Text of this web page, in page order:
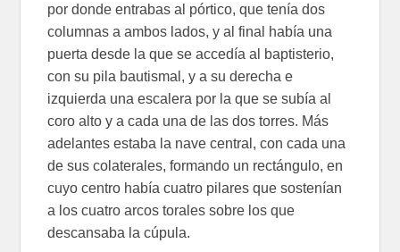
por donde entrabas al pórtico, que tenía dos
columnas a ambos lados, y al final había una
puerta desde la que se accedía al baptisterio,
con su pila bautismal, y a su derecha e
izquierda una escalera por la que se subía al
coro alto y a cada una de las dos torres. Más
adelantes estaba la nave central, con cada una
de sus colaterales, formando un rectángulo, en
cuyo centro había cuatro pilares que sostenían
a los cuatro arcos torales sobre los que
descansaba la cúpula.